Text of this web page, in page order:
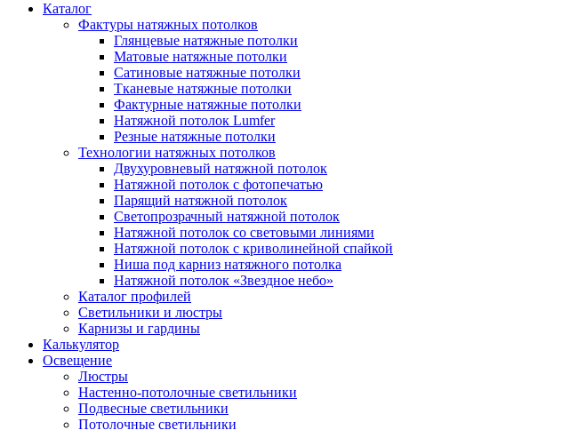
Каталог
Фактуры натяжных потолков
Глянцевые натяжные потолки
Матовые натяжные потолки
Сатиновые натяжные потолки
Тканевые натяжные потолки
Фактурные натяжные потолки
Натяжной потолок Lumfer
Резные натяжные потолки
Технологии натяжных потолков
Двухуровневый натяжной потолок
Натяжной потолок с фотопечатью
Парящий натяжной потолок
Светопрозрачный натяжной потолок
Натяжной потолок со световыми линиями
Натяжной потолок с криволинейной спайкой
Ниша под карниз натяжного потолка
Натяжной потолок «Звездное небо»
Каталог профилей
Светильники и люстры
Карнизы и гардины
Калькулятор
Освещение
Люстры
Настенно-потолочные светильники
Подвесные светильники
Потолочные светильники